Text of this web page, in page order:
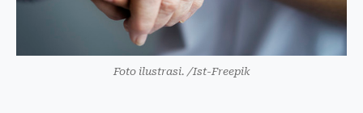
Foto ilustrasi. /Ist-Freepik